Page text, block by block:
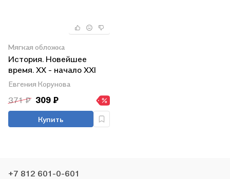
Мягкая обложка
История. Новейшее
время. XX - начало XXI
века. 9 класс. Тетрадь-
тренажёр
Евгения Корунова
371 ₽ 309 ₽
Купить
+7 812 601-0-601